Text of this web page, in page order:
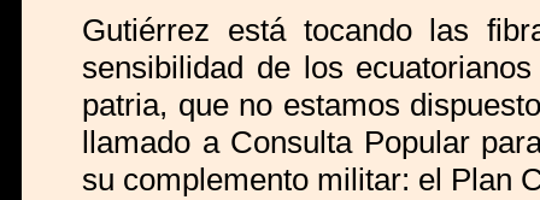
Gutiérrez está tocando las
sensibilidad de los
patria, que no estamos
llamado a Consulta Popular
su complemento militar: el Plan